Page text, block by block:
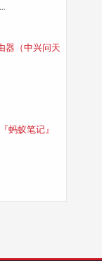
器（中兴问天
蚂蚁笔记』